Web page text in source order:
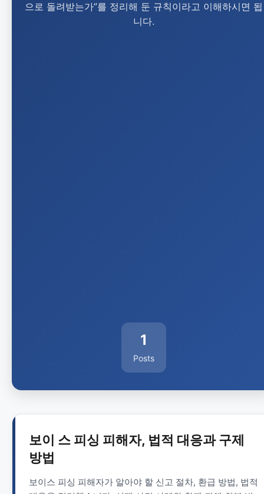
으로 돌려받는가”를 정리해 둔 규칙이라고 이해하시면 됩
니다.
1
Posts
보이 스 피싱 피해자, 법적 대응과 구제
방법
보이스 피싱 피해자가 알아야 할 신고 절차, 환급 방법, 법적